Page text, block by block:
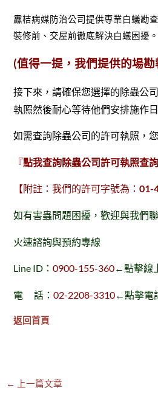
纛桔病媒防治公司提供專業白蟻勘
裝修前、交屋前徹底解決白蟻困擾。
(值得一提，我們提供的場
接下來，請確保您選擇的除蟲公
執照然後耐心等待他們安排施作
如需查詢除蟲公司的許可執照，
『點我查詢除蟲公司許可執照查詢
【附註：我們的許可字號為：01-
如有害蟲問題困擾，歡迎與我們
火速諮詢與預約專線
Line ID：0900-155-360←點擊線
電 話：02-2208-3310←點擊電
返回首頁
← 上一篇文章